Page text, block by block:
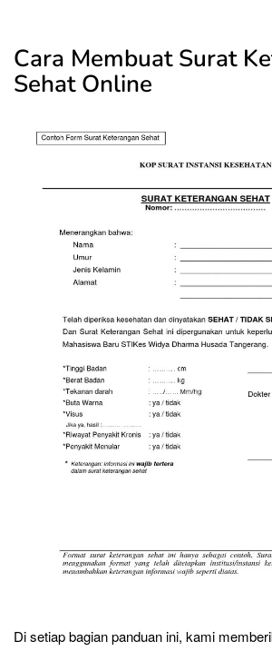
Cara Membuat Surat
Sehat Online
Di setiap bagian panduan ini, kami